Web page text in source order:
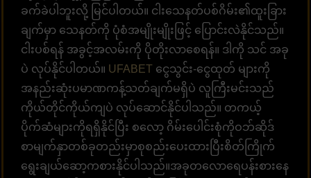
ခက်ခဲပါဘူးလို့ မြင်ပါတယ်။ ငါးသေနတ်ပစ်ဂိမ်း၏ထူးခြား
ချက်မှာ သေနတ်ကို ပုံစံအမျိုးမျိုးဖြင့် ပြောင်းလဲနိုင်သည်။
ငါးပစ်ရန် အခွင့်အလမ်းကို ပိုတိုးလာစေရန်။ ဒါကို သင် အခု
ပဲ လုပ်နိုင်ပါတယ်။ UFABET ငွေသွင်း-ငွေထုတ် များကို
အနည်းဆုံးပမာဏကန့်သတ်ချက်မရှိပဲ လူကြီးမင်းသည်
ကိုယ်တိုင်ကိုယ်ကျပဲ လုပ်ဆောင်နိုင်ပါသည်။ တကယ့်
ပိုက်ဆံများကိုရရှိနိုင်ပြီး စလော့ ဂိမ်းပေါင်းစုံကိုဝဘ်ဆိုဒ်
စာမျက်နှာတစ်ခုတည်းမှာစုစည်းပေးထားပြီးစိတ်ကြိုက်
ရွေးချယ်ဆော့ကစားနိုင်ပါသည်။အခုတလောရေပန်းစားနေ